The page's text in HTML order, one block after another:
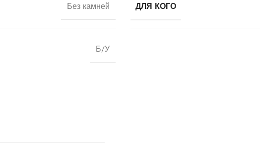
Без камней ДЛЯ КОГО
Б/У